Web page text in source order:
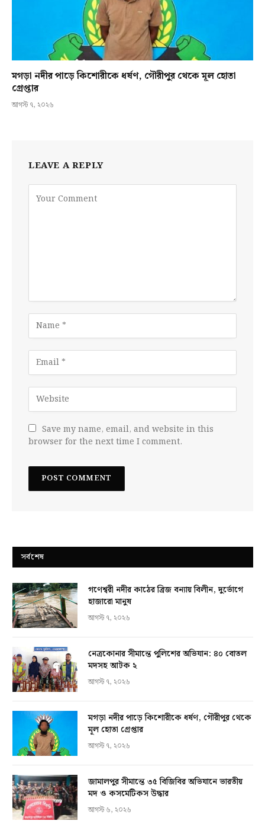
মগড়া নদীর পাড়ে কিশোরীকে ধর্ষণ, গৌরীপুর থেকে মূল হোতা
গ্রেপ্তার
আগস্ট ৭, ২০২৬
LEAVE A REPLY
Save my name, email, and website in this
browser for the next time I comment.
সর্বশেষ
গণেশ্বরী নদীর কাঠের ব্রিজ বন্যায় বিলীন, দুর্ভোগে
হাজারো মানুষ
আগস্ট ৭, ২০২৬
নেত্রকোনার সীমান্তে পুলিশের অভিযান: ৪০ বোতল
মদসহ আটক ২
আগস্ট ৭, ২০২৬
মগড়া নদীর পাড়ে কিশোরীকে ধর্ষণ, গৌরীপুর থেকে
মূল হোতা গ্রেপ্তার
আগস্ট ৭, ২০২৬
জামালপুর সীমান্তে ৩৫ বিজিবির অভিযানে ভারতীয়
মদ ও কসমেটিকস উদ্ধার
আগস্ট ৬, ২০২৬